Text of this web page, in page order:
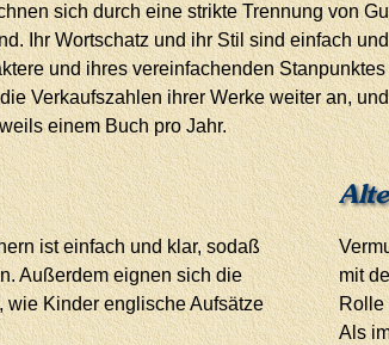
sich durch eine strikte Trennung von
Ihr Wortschatz und ihr Stil sind einfach
und ihres vereinfachenden
Verkaufszahlen ihrer Werke weiter an,
einem Buch pro Jahr.
ist einfach und klar, sodaß
Außerdem eignen sich die
wie Kinder englische Aufsätze
mit
Rolle
Als